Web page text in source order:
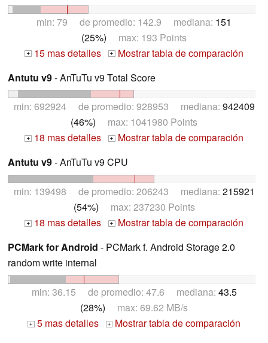
min: 79 de promedio: 142.9 mediana: 151
(25%) max: 193 Points
+ 15 mas detalles + Mostrar tabla de comparación
Antutu v9- AnTuTu v9 Total Score
min: 692924 de promedio: 928953 mediana: 942409
(46%) max: 1041980 Points
+ 18 mas detalles + Mostrar tabla de comparación
Antutu v9- AnTuTu v9 CPU
min: 139498 de promedio: 206243 mediana: 215921
(54%) max: 237230 Points
+ 18 mas detalles + Mostrar tabla de comparación
PCMark for Android - PCMark f. Android Storage 2.0
random write internal
min: 36.15 de promedio: 47.6 mediana: 43.5
(28%) max: 69.62 MB/s
+ 5 mas detalles +
Mostrar tabla de comparación